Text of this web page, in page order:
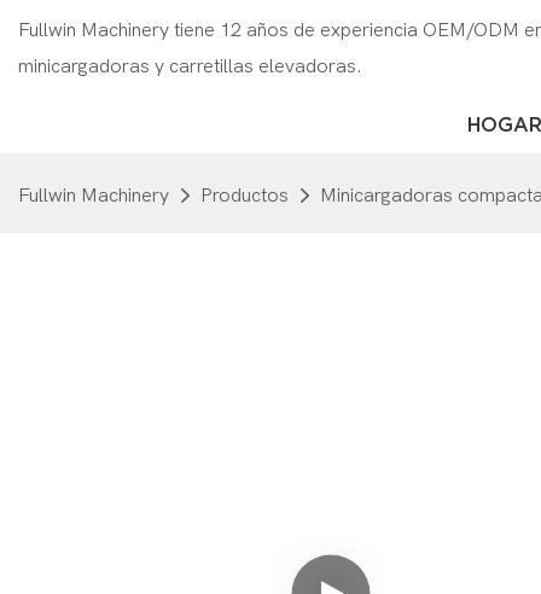
Fullwin Machinery tiene 12 años de experiencia OEM/ODM
minicargadoras y carretillas elevadoras.
HOGAR
Fullwin Machinery Productos Minicargadoras